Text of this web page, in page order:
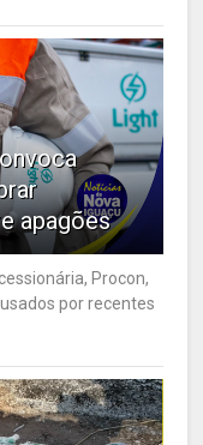
apagões
Procon,
por recentes